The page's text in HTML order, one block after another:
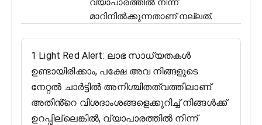
വ്യാപാരത്തിൽ നിന്ന്
മാറിനിൽക്കുന്നതാണ് നല്ലത്.
1 Light Red Alert: ലാഭ സാധ്യതകൾ
ഉണ്ടായിരിക്കാം, പക്ഷേ അവ നിങ്ങളുടെ
നേറ്റൽ ചാർട്ടിൽ അനിശ്ചിതത്വത്തിലാണ്.
അതിൻ്റെ വിശദാംശങ്ങളെക്കുറിച്ച് നിങ്ങൾക്ക്
ഉറപ്പില്ലെങ്കിൽ, വ്യാപാരത്തിൽ നിന്ന്